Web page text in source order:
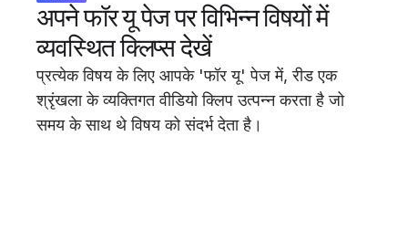
अपने फॉर यू पेज पर विभिन्न विषयों में
व्यवस्थित क्लिप्स देखें
प्रत्येक विषय के लिए आपके 'फॉर यू' पेज में, रीड एक
श्रृंखला के व्यक्तिगत वीडियो क्लिप उत्पन्न करता है जो
समय के साथ थे विषय को संदर्भ देता है।